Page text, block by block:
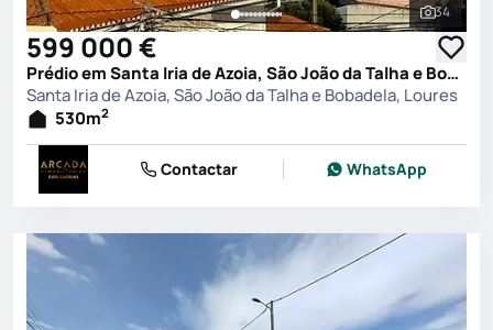
Ver
34
599 000 €
Prédio em Santa Iria de Azoia, São João da Talha e Bobadela, Loures
Santa Iria de Azoia, São João da Talha e Bobadela, Loures
530m2
Contactar WhatsApp